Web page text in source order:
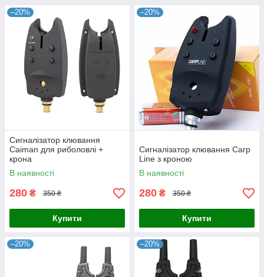
–20%
Сигналізатор клювання
Caiman для риболовлі +
крона
В наявності
280 ₴ 350 ₴
Купити
–20%
Сигналізатор клювання Carp
Line з кроною
В наявності
280 ₴ 350 ₴
Купити
–20% –20%